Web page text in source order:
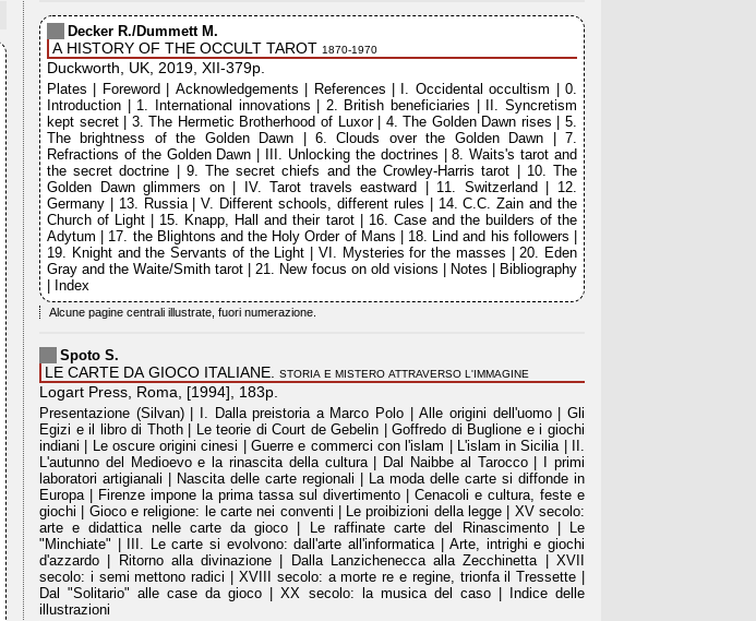
Decker R./Dummett M.
A HISTORY OF THE OCCULT TAROT 1870-1970
Duckworth, UK, 2019, XII-379p.
Plates | Foreword | Acknowledgements | References | I. Occidental occultism | 0.
Introduction | 1. International innovations | 2. British beneficiaries | II. Syncretism
kept secret | 3. The Hermetic Brotherhood of Luxor | 4. The Golden Dawn rises | 5.
The brightness of the Golden Dawn | 6. Clouds over the Golden Dawn | 7.
Refractions of the Golden Dawn | III. Unlocking the doctrines | 8. Waits's tarot and
the secret doctrine | 9. The secret chiefs and the Crowley-Harris tarot | 10. The
Golden Dawn glimmers on | IV. Tarot travels eastward | 11. Switzerland | 12.
Germany | 13. Russia | V. Different schools, different rules | 14. C.C. Zain and the
Church of Light | 15. Knapp, Hall and their tarot | 16. Case and the builders of the
Adytum | 17. the Blightons and the Holy Order of Mans | 18. Lind and his followers |
19. Knight and the Servants of the Light | VI. Mysteries for the masses | 20. Eden
Gray and the Waite/Smith tarot | 21. New focus on old visions | Notes | Bibliography
| Index
Alcune pagine centrali illustrate, fuori numerazione.
Spoto S.
LE CARTE DA GIOCO ITALIANE. STORIA E MISTERO ATTRAVERSO L'IMMAGINE
Logart Press, Roma, [1994], 183p.
Presentazione (Silvan) | I. Dalla preistoria a Marco Polo | Alle origini dell'uomo | Gli
Egizi e il libro di Thoth | Le teorie di Court de Gebelin | Goffredo di Buglione e i giochi
indiani | Le oscure origini cinesi | Guerre e commerci con l'islam | L'islam in Sicilia | II.
L'autunno del Medioevo e la rinascita della cultura | Dal Naibbe al Tarocco | I primi
laboratori artigianali | Nascita delle carte regionali | La moda delle carte si diffonde in
Europa | Firenze impone la prima tassa sul divertimento | Cenacoli e cultura, feste e
giochi | Gioco e religione: le carte nei conventi | Le proibizioni della legge | XV secolo:
arte e didattica nelle carte da gioco | Le raffinate carte del Rinascimento | Le
"Minchiate" | III. Le carte si evolvono: dall'arte all'informatica | Arte, intrighi e giochi
d'azzardo | Ritorno alla divinazione | Dalla Lanzichenecca alla Zecchinetta | XVII
secolo: i semi mettono radici | XVIII secolo: a morte re e regine, trionfa il Tressette |
Dal "Solitario" alle case da gioco | XX secolo: la musica del caso | Indice delle
illustrazioni